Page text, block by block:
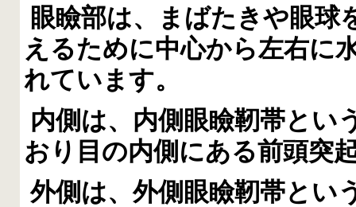
眼瞼部は、まばたきや眼球
えるために中心から左右に
れています。
内側は、内側眼瞼靭帯とい
おり目の内側にある前頭突
外側は、外側眼瞼靭帯とい